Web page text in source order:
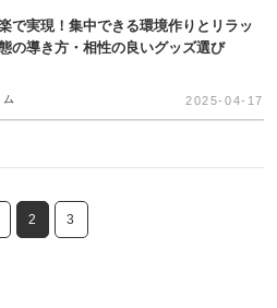
で実現！集中できる環境作りとリラッ
の導き方・相性の良いグッズ選び
ム 2025-04-17
2 3